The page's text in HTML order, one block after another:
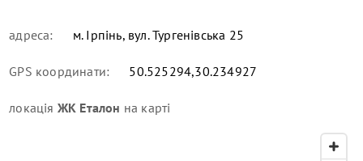
адреса: м. Ірпінь, вул. Тургенівська 25
GPS координати: 50.525294,30.234927
локація ЖК Еталон на карті